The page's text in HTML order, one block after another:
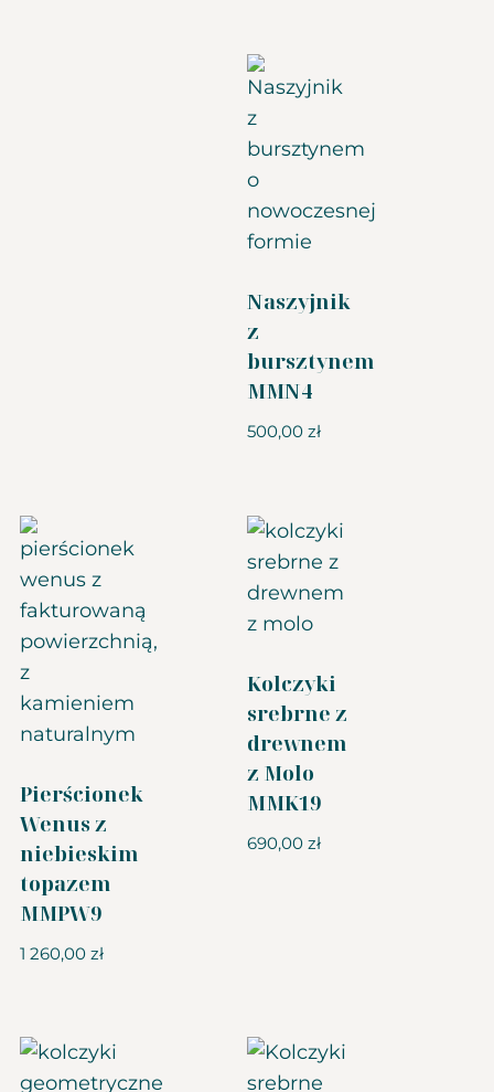
Naszyjnik
z
bursztynem
MMN4
500,00 zł
Pierścionek
Wenus z
niebieskim
topazem
MMPW9
1 260,00 zł
Kolczyki
srebrne z
drewnem
z Molo
MMK19
690,00 zł